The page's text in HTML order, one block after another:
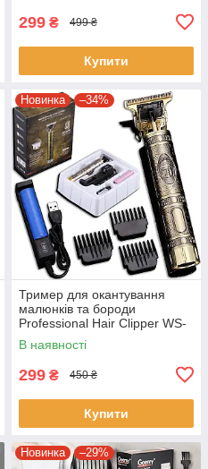
299 ₴ 499 ₴
Купити
Новинка –34%
Тример для окантування
малюнків та бороди
Professional Hair Clipper WS-
T99 Машинка для стрижки
волосся
В наявності
299 ₴ 450 ₴
Купити
Новинка –29%